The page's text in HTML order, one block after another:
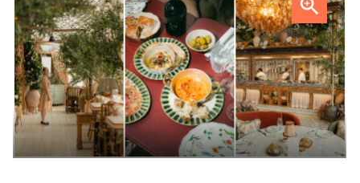
FOTO: Urban Italian Group